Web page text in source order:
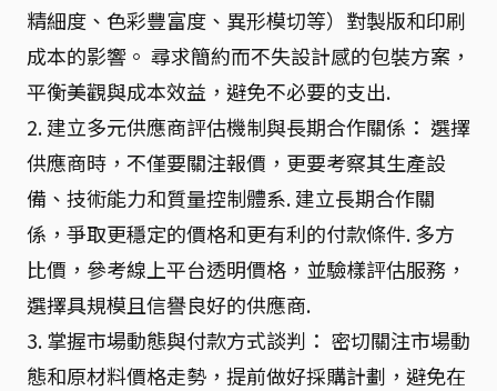
精細度、色彩豐富度、異形模切等）對製版和印刷
成本的影響。 尋求簡約而不失設計感的包裝方案，
平衡美觀與成本效益，避免不必要的支出.
2. 建立多元供應商評估機制與長期合作關係： 選擇
供應商時，不僅要關注報價，更要考察其生產設
備、技術能力和質量控制體系. 建立長期合作關
係，爭取更穩定的價格和更有利的付款條件. 多方
比價，參考線上平台透明價格，並驗樣評估服務，
選擇具規模且信譽良好的供應商.
3. 掌握市場動態與付款方式談判： 密切關注市場動
態和原材料價格走勢，提前做好採購計劃，避免在